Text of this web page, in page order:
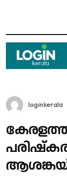
loginkerala